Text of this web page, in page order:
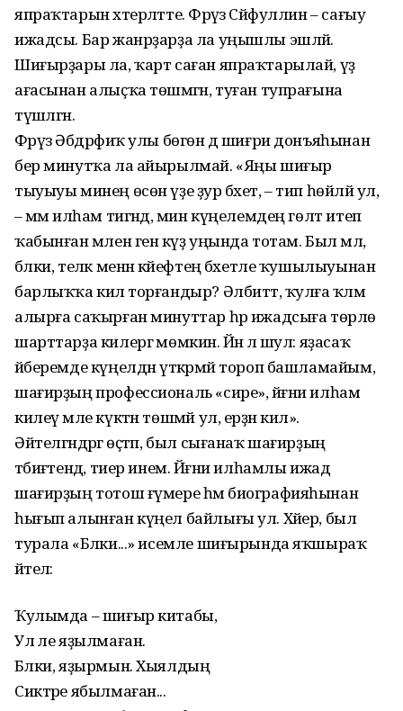
япраҡтарын хәтерләтте. Фәрүәз Сәйфуллин – сағыу
ижадсы. Бар жанрҙарҙа ла уңышлы эшләй.
Шиғырҙары ла, ҡарт саған япраҡтарылай, үҙ
ағасынан алыҫҡа төшмәгән, туған тупрағына
түшәлгән.
Фәрүәз Әбдрәфиҡ улы бөгөн дә шиғри донъяһынан
бер минутҡа ла айы­рылмай. «Яңы шиғыр
тыуыуы минең өсөн үҙе ҙур бәхет, – тип һөйләй ул,
– әммә илһам тигәндә, мин күңелемдең гөлт итеп
ҡабынған мәлен генә күҙ уңында тотам. Был мәл,
бәлки, теләк менән кәйефтең бәхетле ҡушылыуынан
барлыҡҡа килә торғандыр? Әлбиттә, ҡулға ҡәләм
алырға саҡырған минуттар һәр ижадсыға төрлө
шарттарҙа килергә мөмкин. Йәнә лә шул: яҙасаҡ
әйберемде күңелдән үткәрмәй тороп башлама­йым,
шағирҙың профессиональ «сире», йәғни илһам
килеү мәле күктән төшмәй ул, ерҙән килә».
Әйтелгәндәргә өҫтәп, был сығанаҡ шағирҙың
тәбиғәтендә, тиер инем. Йәғни илһамлы ижад
шағирҙың тотош ғүмере һәм биографияһынан
һығып алынған күңел байлығы ул. Хәйер, был
турала «Бәлки...» исемле шиғырында яҡшыраҡ
әйтелә:
Ҡулымда – шиғыр китабы,
Ул әле яҙылмаған.
Бәлки, яҙырмын. Хыялдың
Сиктәре ябылмаған...